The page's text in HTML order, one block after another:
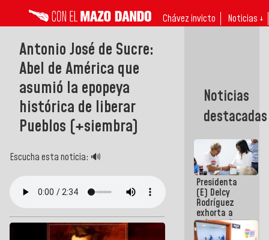
Chávez invicto Noticias ↓
Antonio José de Sucre:
Abel de América que
asumió la epopeya
histórica de liberar
Pueblos (+siembra)
Escucha esta noticia: 🔊
Noticias
destacadas
Presidenta
(E) Delcy
Rodríguez
exhorta a
gobernadores
y alcaldes a